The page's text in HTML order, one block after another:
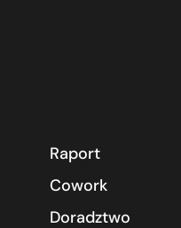
Raport
Cowork
Doradztwo